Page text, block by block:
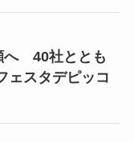
へ 40社ととも
ェスタデピッコ